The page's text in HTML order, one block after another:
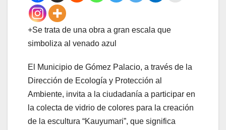
+Se trata de una obra a gran escala que
simboliza al venado azul
El Municipio de Gómez Palacio, a través de la
Dirección de Ecología y Protección al
Ambiente, invita a la ciudadanía a participar en
la colecta de vidrio de colores para la creación
de la escultura “Kauyumari”, que significa